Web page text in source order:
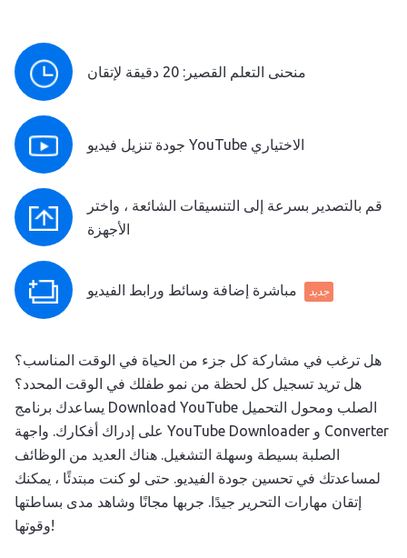
منحنى التعلم القصير: 20 دقيقة لإتقان
جودة تنزيل فيديو YouTube الاختياري
قم بالتصدير بسرعة إلى التنسيقات الشائعة ، واختر
الأجهزة
جديد
هل ترغب في مشاركة كل جزء من الحياة في الوقت المناسب؟
هل تريد تسجيل كل لحظة من نمو طفلك في الوقت المحدد؟
يساعدك برنامج Download YouTube الصلب ومحول التحميل
على إدراك أفكارك. واجهة YouTube Downloader و Converter
الصلبة بسيطة وسهلة التشغيل. هناك العديد من الوظائف
لمساعدتك في تحسين جودة الفيديو. حتى لو كنت مبتدئًا ، يمكنك
إتقان مهارات التحرير جيدًا. جربها مجانًا وشاهد مدى بساطتها
وقوتها!